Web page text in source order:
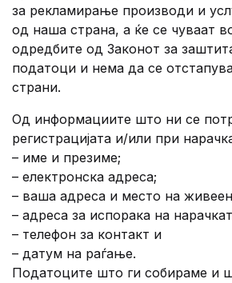
за рекламирање производи и
од наша страна, а ќе се чуваат
одредбите од Законот за
податоци и нема да се
страни.
Од информациите што ни се
регистрацијата и/или при
– име и презиме;
– електронска адреса;
– ваша адреса и место на
– адреса за испорака на
– телефон за контакт и
– датум на раѓање.
Податоците што ги собираме и